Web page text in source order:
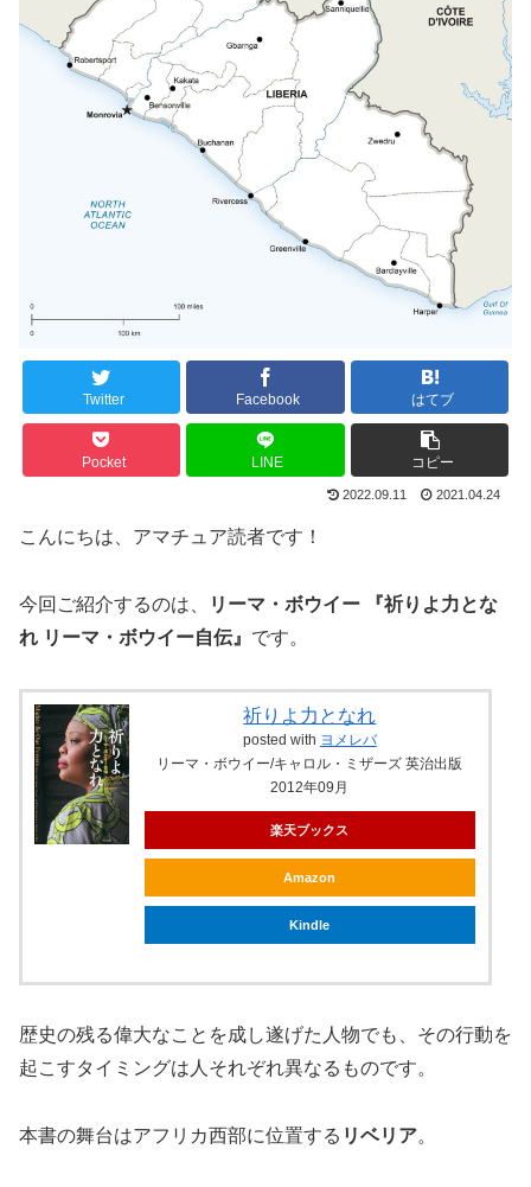
Twitter Facebook はてブ
Pocket LINE コピー
2022.09.11 2021.04.24
こんにちは、アマチュア読者です！
今回ご紹介するのは、
リーマ・ボウイー 『祈りよ力とな
れ リーマ・ボウイー自伝』 です。
祈りよ力となれ
posted with ヨメレバ
リーマ・ボウイー/キャロル・ミザーズ 英治出版
2012年09月
楽天ブックス
Amazon
Kindle
歴史の残る偉大なことを成し遂げた人物でも、その行動を
起こすタイミングは人それぞれ異なるものです。
本書の舞台はアフリカ西部に位置する リベリア。